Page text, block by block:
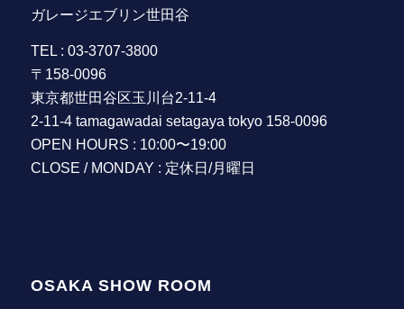
ガレージエブリン世田谷
TEL : 03-3707-3800
〒158-0096
東京都世田谷区玉川台2-11-4
2-11-4 tamagawadai setagaya tokyo 158-0096
OPEN HOURS : 10:00〜19:00
CLOSE / MONDAY : 定休日/月曜日
OSAKA SHOW ROOM